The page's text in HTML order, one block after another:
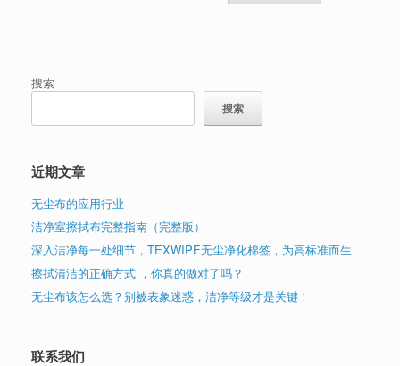
搜索
搜索
近期文章
无尘布的应用行业
洁净室擦拭布完整指南（完整版）
深入洁净每一处细节，TEXWIPE无尘净化棉签，为高标准而生
擦拭清洁的正确方式 ，你真的做对了吗？
无尘布该怎么选？别被表象迷惑，洁净等级才是关键！
联系我们